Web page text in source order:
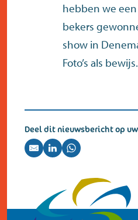
hebben we
bekers
show in
Foto’s als bewijs.
Deel dit nieuwsbericht op